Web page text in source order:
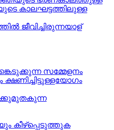
കാലഘട്ടത്തിലുള്ള
ജീവിച്ചിരുന്നയാള്
സമ്മേളനം
കീഴ്‌പ്പെടുത്തുക